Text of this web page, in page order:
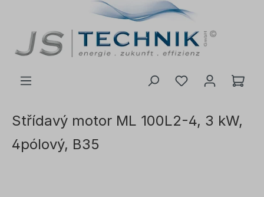
Střídavý motor ML 100L2-4, 3 kW,
4pólový, B35